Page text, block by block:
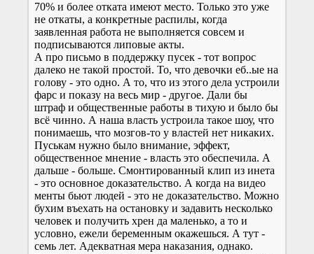
70% и более отката имеют место. Только это уже
не откаты, а конкретные распилы, когда
заявленная работа не выполняется совсем и
подписываются липовые акты.
А про письмо в поддержку пусек - тот вопрос
далеко не такой простой. То, что девочки еб..ые на
голову - это одно. А то, что из этого дела устроили
фарс и показу на весь мир - другое. Дали бы
штраф и общественные работы в тихую и было бы
всё чинно. А наша власть устроила такое шоу, что
понимаешь, что мозгов-то у властей нет никаких.
Пуськам нужно было внимание, эффект,
общественное мнение - власть это обеспечила. А
дальше - больше. Смонтированный клип из инета
- это основное доказательство. А когда на видео
менты бьют людей - это не доказательство. Можно
бухим въехать на остановку и задавить несколько
человек и получить хрен да маленько, а то и
условно, ежели беременным окажешься. А тут -
семь лет. Адекватная мера наказания, однако.